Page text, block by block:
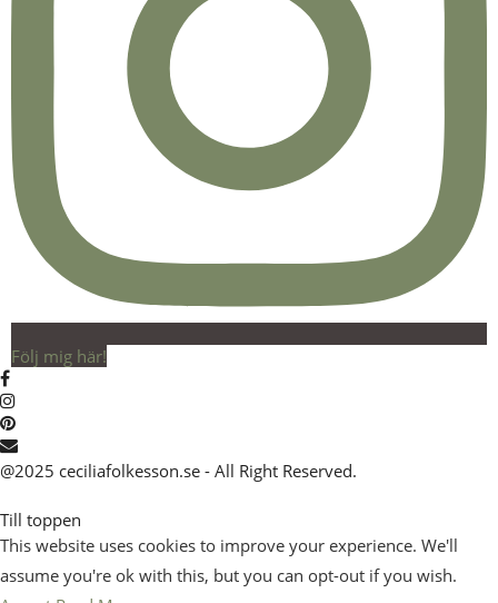
Följ mig här!
@2025 ceciliafolkesson.se - All Right Reserved.
Till toppen
This website uses cookies to improve your experience. We'll
assume you're ok with this, but you can opt-out if you wish.